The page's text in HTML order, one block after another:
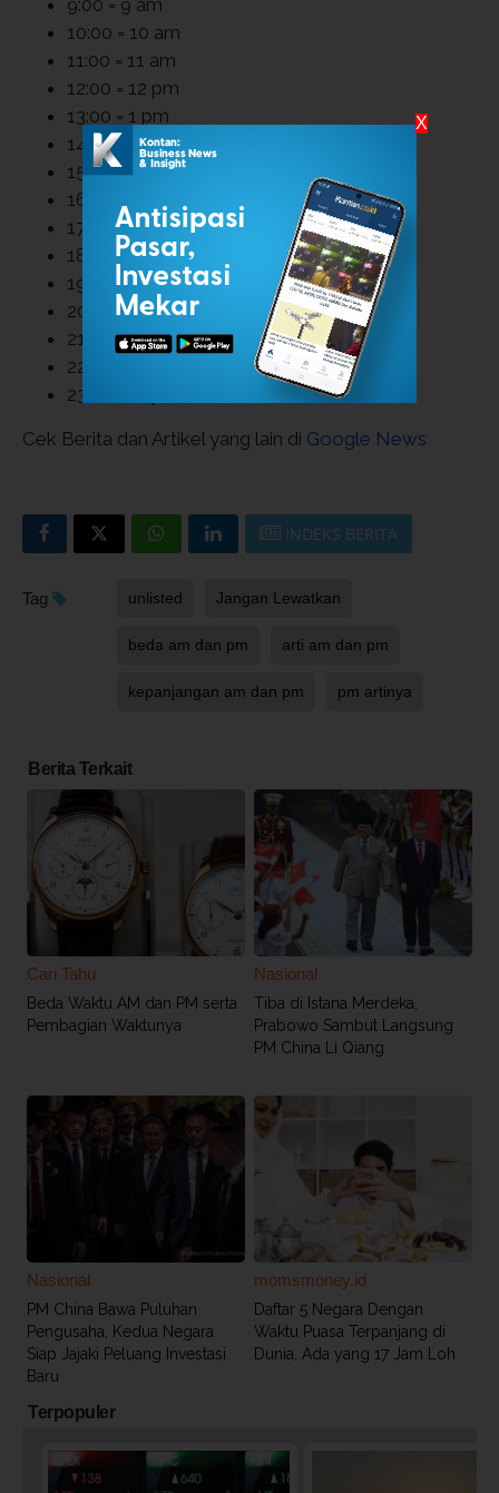
9:00 = 9 am
10:00 = 10 am
11:00 = 11 am
12:00 = 12 pm
13:00 = 1 pm
14:00 = 2 pm
15:00 = 3 pm
16:00 = 4 pm
17:00 = 5 pm
18:00 = 6 pm
19:00 = 7 pm
20:00 = 8 pm
21:00 = 9 pm
22:00 = 10 pm
23:00 = 11 pm
Cek Berita dan Artikel yang lain di Google News
INDEKS BERITA
Tag unlisted Jangan Lewatkan
beda am dan pm arti am dan pm
kepanjangan am dan pm pm artinya
Berita Terkait
Cari Tahu
​Beda Waktu AM dan PM serta
Pembagian Waktunya
Nasional
Tiba di Istana Merdeka,
Prabowo Sambut Langsung
PM China Li Qiang
Nasional
PM China Bawa Puluhan
Pengusaha, Kedua Negara
Siap Jajaki Peluang Investasi
Baru
momsmoney.id
Daftar 5 Negara Dengan
Waktu Puasa Terpanjang di
Dunia, Ada yang 17 Jam Loh
Terpopuler
X